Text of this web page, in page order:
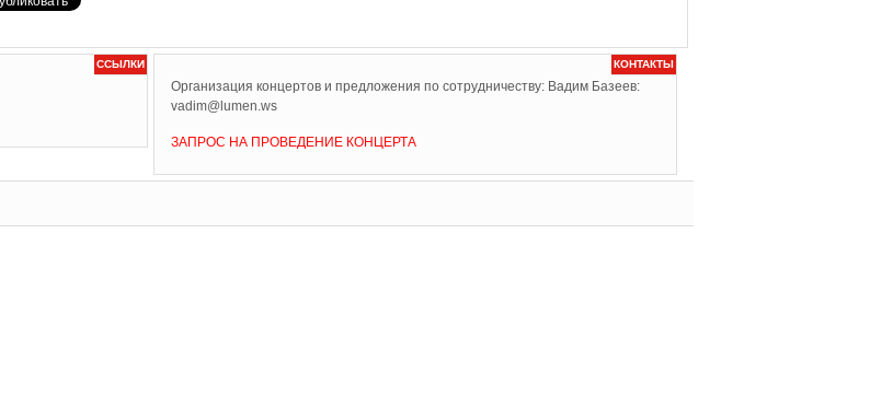
ССЫЛКИ КОНТАКТЫ
Организация концертов и предложения по сотрудничеству: Вадим Базеев:
vadim@lumen.ws
ЗАПРОС НА ПРОВЕДЕНИЕ КОНЦЕРТА